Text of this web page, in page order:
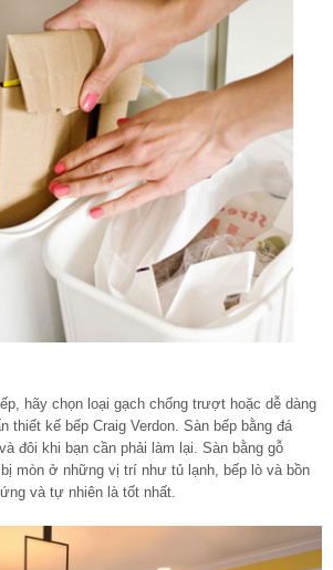
hãy chọn loại gạch chống trượt hoặc dễ dàng
thiết kế bếp Craig Verdon. Sàn bếp bằng đá
đôi khi bạn cần phải làm lại. Sàn bằng gỗ
mòn ở những vị trí như tủ lạnh, bếp lò và bồn
và tự nhiên là tốt nhất.